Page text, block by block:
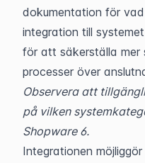
dokumentation för
integration till
för att säkerställa mer
processer över
Observera att
på vilken
Shopware 6.
Integrationen